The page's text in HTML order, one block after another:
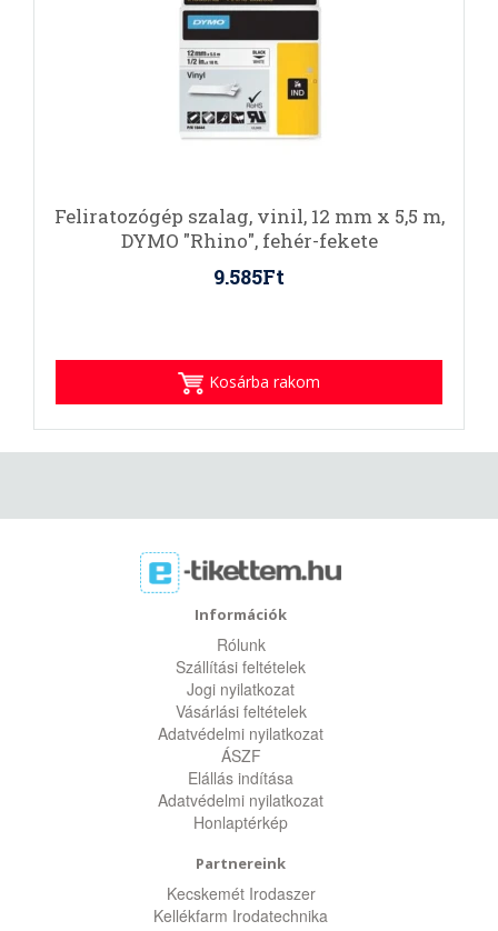
Feliratozógép szalag, vinil, 12 mm x 5,5 m,
DYMO "Rhino", fehér-fekete
9.585Ft
Kosárba rakom
Információk
Rólunk
Szállítási feltételek
Jogi nyilatkozat
Vásárlási feltételek
Adatvédelmi nyilatkozat
ÁSZF
Elállás indítása
Adatvédelmi nyilatkozat
Honlaptérkép
Partnereink
Kecskemét Irodaszer
Kellékfarm Irodatechnika